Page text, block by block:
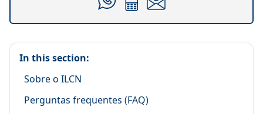
In this section:
Sobre o ILCN
Perguntas frequentes (FAQ)